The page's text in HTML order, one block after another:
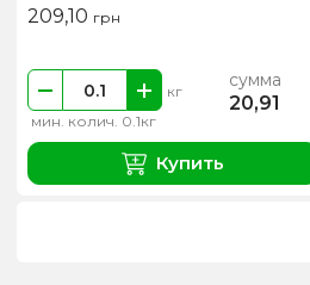
209,10 грн
мин. колич. 0.1кг
кг сумма
20,91
Купить